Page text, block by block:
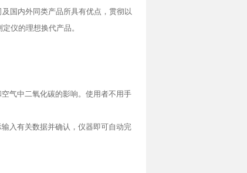
国内外同类产品所具有优点，贯彻以
仪的理想换代产品。
气中二氧化碳的影响。使用者不用手
入有关数据并确认，仪器即可自动完